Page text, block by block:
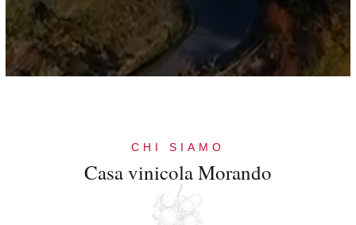
CHI SIAMO
Casa vinicola Morando